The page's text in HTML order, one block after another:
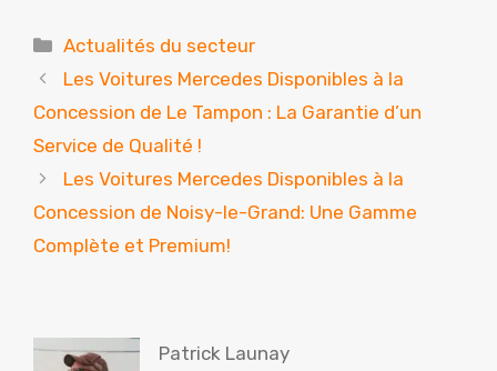
Catégories
Actualités du secteur
Les Voitures Mercedes Disponibles à la
Concession de Le Tampon : La Garantie d’un
Service de Qualité !
Les Voitures Mercedes Disponibles à la
Concession de Noisy-le-Grand: Une Gamme
Complète et Premium!
Patrick Launay